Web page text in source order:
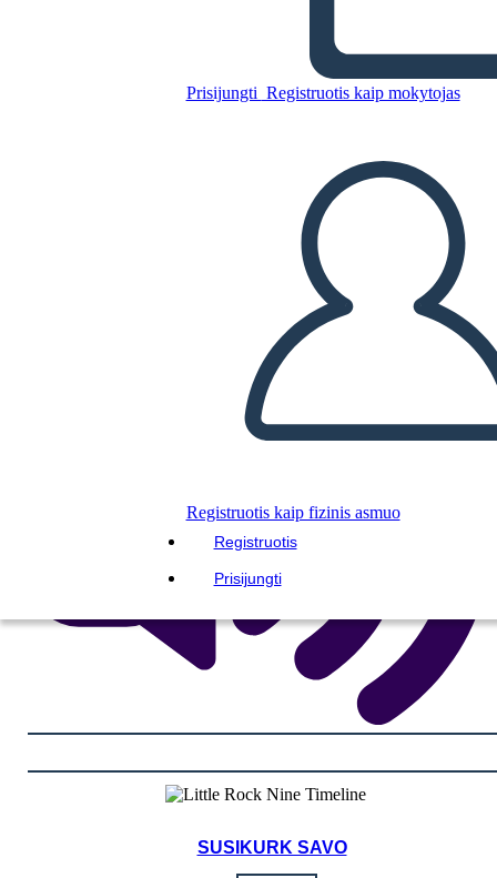
Prisijungti Registruotis kaip mokytojas
Registruotis kaip fizinis asmuo
Registruotis
Prisijungti
Little Rock Nine Timeline
SUKURTI SIUŽETINĘ LENTĄ
PALEISTI SKAIDRIŲ DEMONSTRACIJĄ
SKAITYK MAN
SUSIKURK SAVO